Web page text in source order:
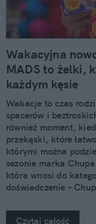
Wakacyjna
MADS to żelki,
każdym kęsie
Wakacje to czas
spacerów i
również moment,
przekąski, które
którymi można
sezonie marka
która wnosi do
doświadczenie –
Czytaj całość